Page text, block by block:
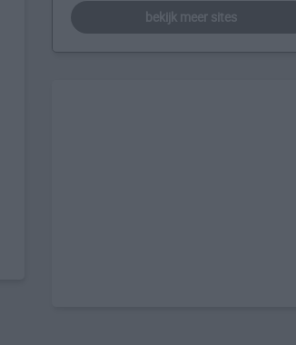
bekijk meer sites